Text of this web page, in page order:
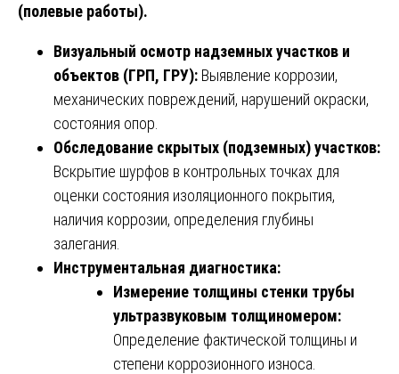
(полевые работы).
Визуальный осмотр надземных участков и
объектов (ГРП, ГРУ): Выявление коррозии,
механических повреждений, нарушений окраски,
состояния опор.
Обследование скрытых (подземных) участков:
Вскрытие шурфов в контрольных точках для
оценки состояния изоляционного покрытия,
наличия коррозии, определения глубины
залегания.
Инструментальная диагностика:
Измерение толщины стенки трубы
ультразвуковым толщиномером:
Определение фактической толщины и
степени коррозионного износа.